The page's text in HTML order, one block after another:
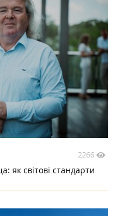
2266
як світові стандарти